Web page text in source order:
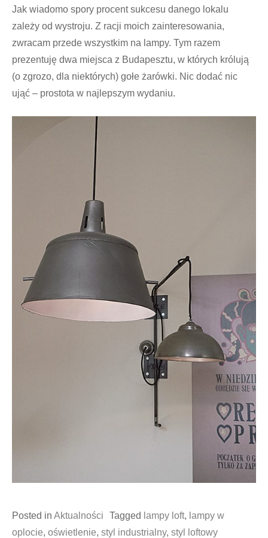
Jak wiadomo spory procent sukcesu danego lokalu
zależy od wystroju. Z racji moich zainteresowania,
zwracam przede wszystkim na lampy. Tym razem
prezentuję dwa miejsca z Budapesztu, w których królują
(o zgrozo, dla niektórych) gołe żarówki. Nic dodać nic
ująć – prostota w najlepszym wydaniu.
Posted in Aktualności Tagged lampy loft, lampy w
oplocie, oświetlenie, styl industrialny, styl loftowy